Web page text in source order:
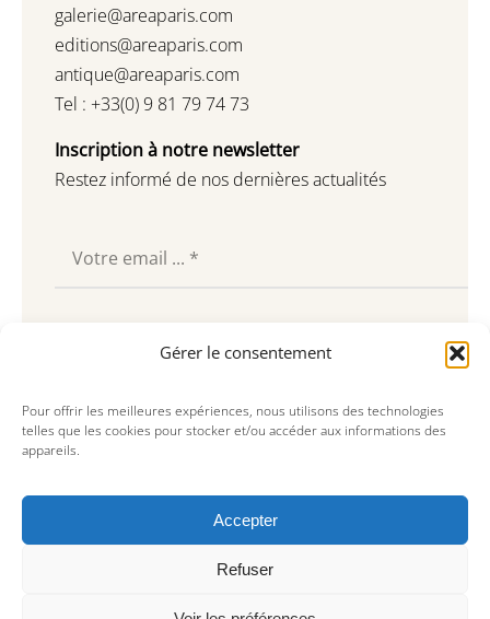
Gérer le consentement
Pour offrir les meilleures expériences, nous utilisons des technologies
telles que les cookies pour stocker et/ou accéder aux informations des
appareils.
Accepter
Refuser
galerie@areaparis.com
editions@areaparis.com
antique@areaparis.com
Tel : +33(0) 9 81 79 74 73
Inscription à notre newsletter
Restez informé de nos dernières actualités
Souscrire